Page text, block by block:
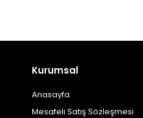
Kurumsal
Anasayfa
Mesafeli Satış Sözleşmesi